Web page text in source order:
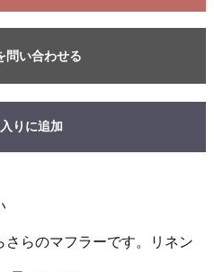
問い合わせる
りに追加
らのマフラーです。リネン